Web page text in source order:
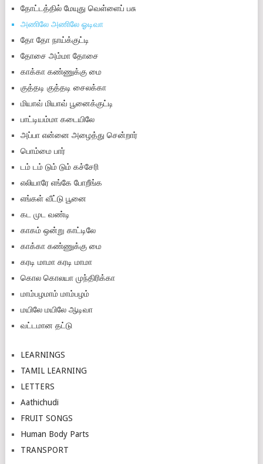
தோட்டத்தில் மேயுது வெள்ளைப் பசு
அணிலே அணிலே ஓடிவா
தோ தோ நாய்க்குட்டி
தோசை அம்மா தோசை
காக்கா கண்ணுக்கு மை
குத்த‌டி குத்த‌டி சைலக்கா
மியாவ் மியாவ் பூனைக்குட்டி
பாட்டியம்மா கடையிலே
அப்பா என்னை அழைத்து சென்றார்
பொம்மை பார்
டம் டம் டும் டும் கச்சேரி
எலியாரே எங்கே போறீங்க
எங்கள் வீட்டு பூனை
கட முட வண்டி
காகம் ஒன்று காட்டிலே
காக்கா கண்ணுக்கு மை
கரடி மாமா கரடி மாமா
கொல கொலயா முந்திரிக்கா
மாம்பழமாம் மாம்பழம்
மயிலே மயிலே ஆடிவா
வட்டமான தட்டு
LEARNINGS
TAMIL LEARNING
LETTERS
Aathichudi
FRUIT SONGS
Human Body Parts
TRANSPORT